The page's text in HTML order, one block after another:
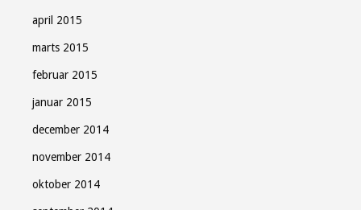
april 2015
marts 2015
februar 2015
januar 2015
december 2014
november 2014
oktober 2014